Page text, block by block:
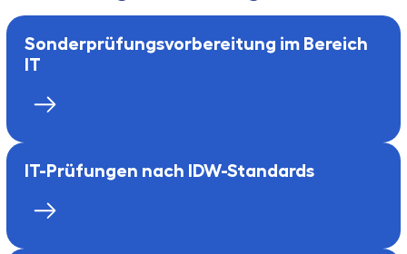
Sonder­prüfungs­vorbereitung im Bereich
IT
IT-Prüfungen nach IDW-Standards